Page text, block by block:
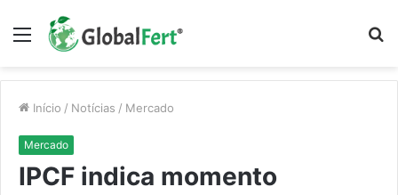
Menu
Início / Notícias / Mercado
Mercado
IPCF indica momento